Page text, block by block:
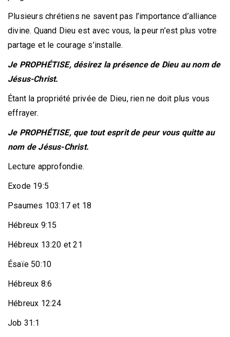
Plusieurs chrétiens ne savent pas l’importance d’alliance
divine. Quand Dieu est avec vous, la peur n’est plus votre
partage et le courage s’installe.
Je PROPHÉTISE, désirez la présence de Dieu au nom de
Jésus-Christ.
Étant la propriété privée de Dieu, rien ne doit plus vous
effrayer.
Je PROPHÉTISE, que tout esprit de peur vous quitte au
nom de Jésus-Christ.
Lecture approfondie.
Exode 19:5
Psaumes 103:17 et 18
Hébreux 9:15
Hébreux 13:20 et 21
Ésaïe 50:10
Hébreux 8:6
Hébreux 12:24
Job 31:1